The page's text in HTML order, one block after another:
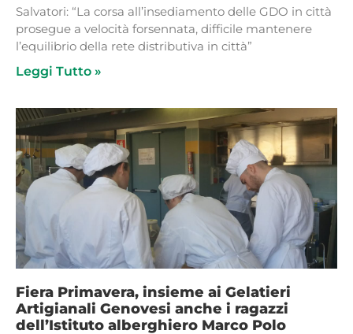
Salvatori: “La corsa all’insediamento delle GDO in città
prosegue a velocità forsennata, difficile mantenere
l’equilibrio della rete distributiva in città”
Leggi Tutto »
Fiera Primavera, insieme ai Gelatieri
Artigianali Genovesi anche i ragazzi
dell’Istituto alberghiero Marco Polo